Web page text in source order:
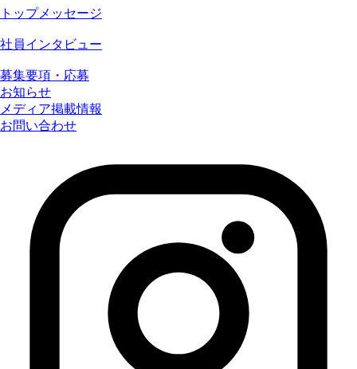
トップメッセージ
社員インタビュー
募集要項・応募
お知らせ
メディア掲載情報
お問い合わせ